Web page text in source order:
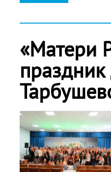
«Матери